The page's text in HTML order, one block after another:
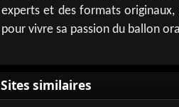
experts et des formats
pour vivre sa passion du ballon